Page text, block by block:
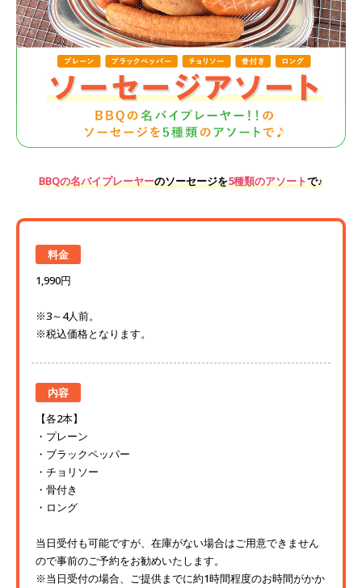
BBQの名バイプレーヤーのソーセージを5種類のアソートで♪
料金
1,990円
※3～4人前。
※税込価格となります。
内容
【各2本】
プレーン
ブラックペッパー
チョリソー
骨付き
ロング
当日受付も可能ですが、在庫がない場合はご用意できません
ので事前のご予約をお勧めいたします。
※当日受付の場合、ご提供までに約1時間程度のお時間がかか